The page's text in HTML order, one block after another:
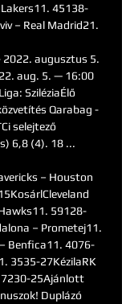
45138-
– Real Madrid21.
augusztus 5.
aug. 5. — 16:00
SziléziaÉlő
Qarabag -
selejtező
6,8 (4). 18 ...
– Houston
59128-
– Prometej11.
Benfica11. 4076-
3535-27KézilaRK
7230-25Ajánlott
Duplázó